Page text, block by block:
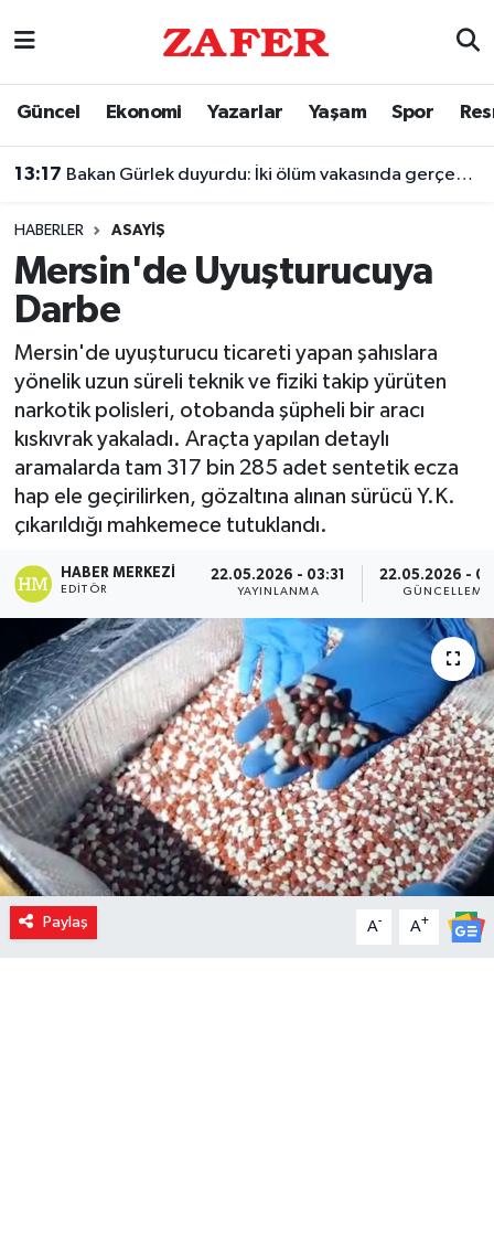
Güncel Ekonomi Yazarlar Yaşam Spor
13:17 Bakan Gürlek duyurdu: İki ölüm vakasında gerçek ortaya çıkarıldı
HABERLER ASAYIŞ
Mersin'de Uyuşturucuya
Darbe
Mersin'de uyuşturucu ticareti yapan şahıslara
yönelik uzun süreli teknik ve fiziki takip yürüten
narkotik polisleri, otobanda şüpheli bir aracı
kıskıvrak yakaladı. Araçta yapılan detaylı
aramalarda tam 317 bin 285 adet sentetik ecza
hap ele geçirilirken, gözaltına alınan sürücü Y.K.
çıkarıldığı mahkemece tutuklandı.
HABER MERKEZI
EDITÖR
22.05.2026 - 03:31
YAYINLANMA
22.05.2026 -
GÜNCELLEME
Paylaş A- A+
Nöbetçi Eczaneler
Trafik Durumu
Süper Lig Puan Durumu ve Fikstür
Tüm Manşetler
Son Dakika Haberleri
Haber Arşivi